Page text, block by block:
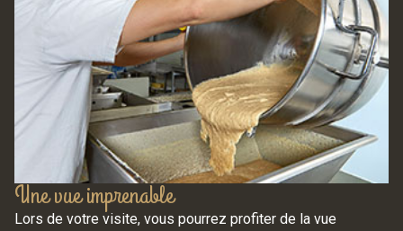
Une vue imprenable
Lors de votre visite, vous pourrez profiter de la vue